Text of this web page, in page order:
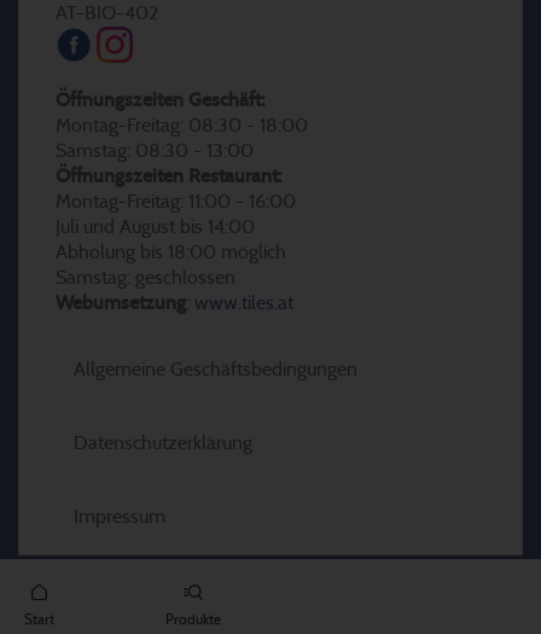
AT-BIO-402
Öffnungszeiten Geschäft:
Montag-Freitag: 08:30 - 18:00
Samstag: 08:30 - 13:00
Öffnungszeiten Restaurant:
Montag-Freitag: 11:00 - 16:00
Juli und August bis 14:00
Abholung bis 18:00 möglich
Samstag: geschlossen
Webumsetzung: www.tiles.at
Allgemeine Geschäftsbedingungen
Datenschutzerklärung
Impressum
Start Produkte